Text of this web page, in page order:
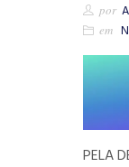
por
em
PELA